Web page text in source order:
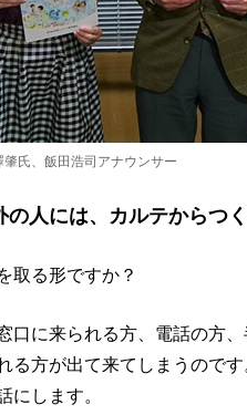
氏、飯田浩司アナウンサー
の人には、カルテからつ
取る形ですか？
口に来られる方、電話の方
る方が出て来てしまうので
にします。